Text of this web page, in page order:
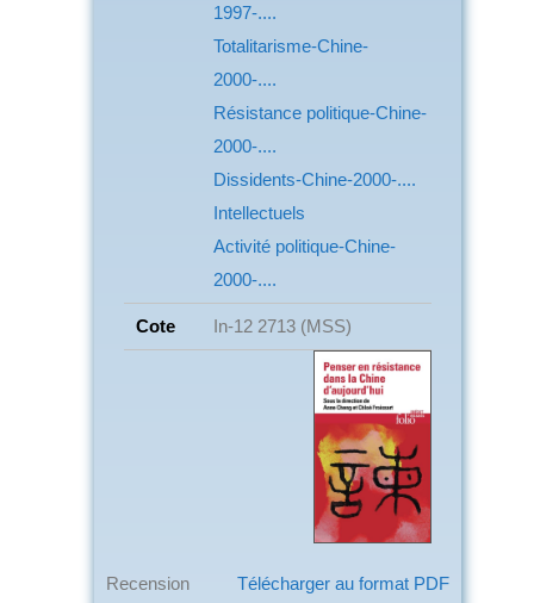
1997-....
Totalitarisme-Chine-
2000-....
Résistance politique-Chine-
2000-....
Dissidents-Chine-2000-....
Intellectuels
Activité politique-Chine-
2000-....
Cote In-12 2713 (MSS)
Télécharger au format PDF
Recension